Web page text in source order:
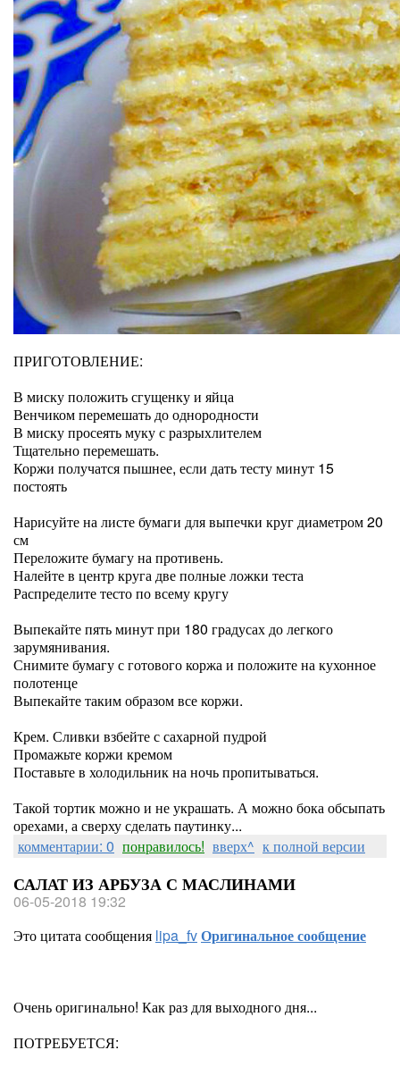
ПРИГОТОВЛЕНИЕ:
В миску положить сгущенку и яйца
Венчиком перемешать до однородности
В миску просеять муку с разрыхлителем
Тщательно перемешать.
Коржи получатся пышнее, если дать тесту минут 15
постоять
Нарисуйте на листе бумаги для выпечки круг диаметром 20
см
Переложите бумагу на противень.
Налейте в центр круга две полные ложки теста
Распределите тесто по всему кругу
Выпекайте пять минут при 180 градусах до легкого
зарумянивания.
Снимите бумагу с готового коржа и положите на кухонное
полотенце
Выпекайте таким образом все коржи.
Крем. Сливки взбейте с сахарной пудрой
Промажьте коржи кремом
Поставьте в холодильник на ночь пропитываться.
Такой тортик можно и не украшать. А можно бока обсыпать
орехами, а сверху сделать паутинку...
комментарии: 0 понравилось! вверх^ к полной версии
САЛАТ ИЗ АРБУЗА С МАСЛИНАМИ
06-05-2018 19:32
Это цитата сообщения lipa_fvОригинальное сообщение
Очень оригинально! Как раз для выходного дня...
ПОТРЕБУЕТСЯ: